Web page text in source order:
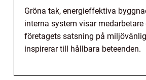
Gröna tak, energieffektiva
interna system visar medarbetare
företagets satsning på
inspirerar till hållbara beteenden.